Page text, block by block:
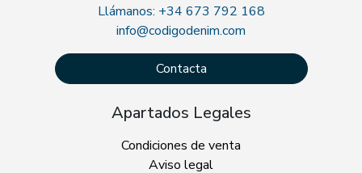
Llámanos: +34 673 792 168
info@codigodenim.com
Contacta
Apartados Legales
Condiciones de venta
Aviso legal